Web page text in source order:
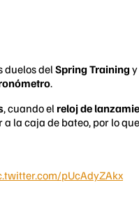
duelos delSpring Training
.
, cuando el reloj de
la caja de bateo, por lo
pUcAdyZAkx